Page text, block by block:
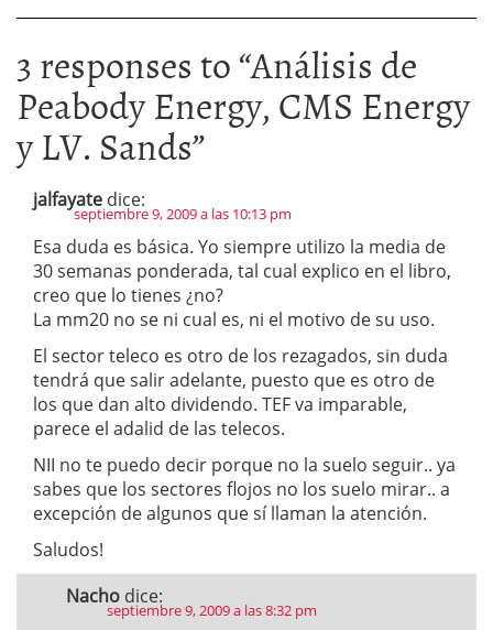
3 responses to “Análisis de
Peabody Energy, CMS Energy
y LV. Sands”
jalfayate dice:
septiembre 9, 2009 a las 10:13 pm
Esa duda es básica. Yo siempre utilizo la media de
30 semanas ponderada, tal cual explico en el libro,
creo que lo tienes ¿no?
La mm20 no se ni cual es, ni el motivo de su uso.
El sector teleco es otro de los rezagados, sin duda
tendrá que salir adelante, puesto que es otro de
los que dan alto dividendo. TEF va imparable,
parece el adalid de las telecos.
NII no te puedo decir porque no la suelo seguir.. ya
sabes que los sectores flojos no los suelo mirar.. a
excepción de algunos que sí llaman la atención.
Saludos!
Nacho dice:
septiembre 9, 2009 a las 8:32 pm